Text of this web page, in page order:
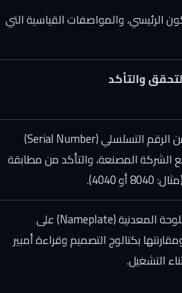
الرئيسي، والمواصفات القياسية التي
والتأكد
التحقق من الرقم التسلسلي (Serial Number)
المصنعة، والتأكد من مطابقة
أو 4040).
مراجعة اللوحة المعدنية (Nameplate) على
بكتالوج التصميم وقراءة أمبير
التشغيل.